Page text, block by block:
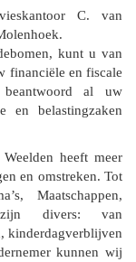
C. van
kunt u van
financiële en fiscale
beantwoord al uw
en belastingzaken
heeft meer
en omstreken. Tot
Maatschappen,
zijn divers: van
kinderdagverblijven
kunnen wij